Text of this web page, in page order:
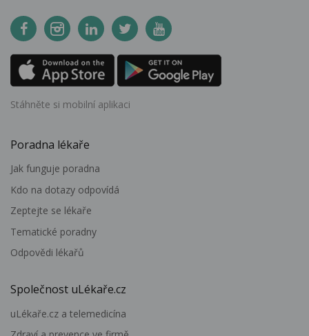
Stáhněte si mobilní aplikaci
Poradna lékaře
Jak funguje poradna
Kdo na dotazy odpovídá
Zeptejte se lékaře
Tematické poradny
Odpovědi lékařů
Společnost uLékaře.cz
uLékaře.cz a telemedicína